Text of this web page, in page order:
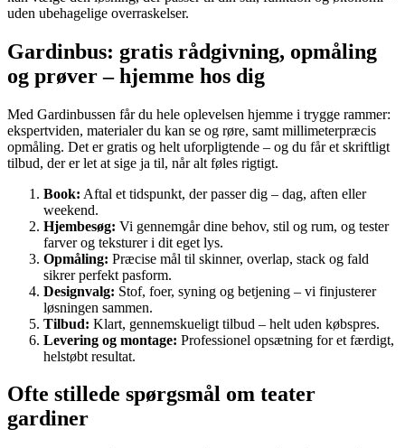
uden ubehagelige overraskelser.
Gardinbus: gratis rådgivning, opmåling
og prøver – hjemme hos dig
Med Gardinbussen får du hele oplevelsen hjemme i trygge rammer:
ekspertviden, materialer du kan se og røre, samt millimeterpræcis
opmåling. Det er gratis og helt uforpligtende – og du får et skriftligt
tilbud, der er let at sige ja til, når alt føles rigtigt.
Book: Aftal et tidspunkt, der passer dig – dag, aften eller
weekend.
Hjembesøg: Vi gennemgår dine behov, stil og rum, og tester
farver og teksturer i dit eget lys.
Opmåling: Præcise mål til skinner, overlap, stack og fald
sikrer perfekt pasform.
Designvalg: Stof, foer, syning og betjening – vi finjusterer
løsningen sammen.
Tilbud: Klart, gennemskueligt tilbud – helt uden købspres.
Levering og montage: Professionel opsætning for et færdigt,
helstøbt resultat.
Ofte stillede spørgsmål om teater
gardiner